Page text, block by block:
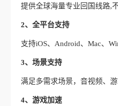
提供全球海量专业回国线路,
2、全平台支持
支持iOS、Android、Mac、
3、场景支持
满足多需求场景，音视频、
4、游戏加速